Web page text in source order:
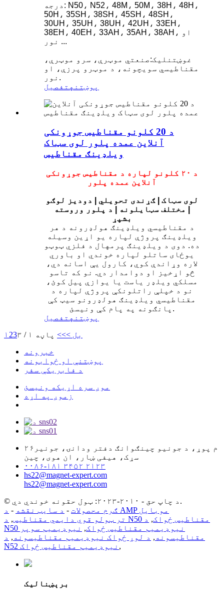
درجه: N50، N52، 48M، 50M، 38H، 48H،
50H، 35SH، 38SH، 45SH، 48SH،
30UH، 35UH، 38UH، 42UH، 33EH،
38EH، 40EH، 33AH، 35AH، 38AH، او
نور ...
غوښتنلیک:صنعتي موټرې، سرو موټرې،
مقناطیسي سویچونه، د موټرو پرزې، او
نور.
پوښتنه تفصیل
د 20 کلونو مقناطیس جوړونکی
آنلاین عمده پلور لوی سټاک
ویلډینګ مقناطیس
د ۲۰ کلونو لپاره د مقناطیس جوړونکی
آنلاین عمده پلور
لوی سټاک | ګړندی تحویلي | دودیز لوګو
| مختلف سټایلونه | د پلور وروسته
بشپړ
د مقناطیسي ویلډینګ هولډرونه د هر
ویلډینګ پروژې لپاره یو اړین وسیله
ده. دوی د ویلډینګ پرمهال د فلزي ټوټو
یوځای ساتلو لپاره خوندي او باوري
لاره وړاندې کوي، کارول یې اسانه دي،
څو اړخیز او دوامدار دي. نو که تاسو
مسلکي ویلډر یاست یا یوازې پیل کوئ،
نو د خپلې راتلونکې پروژې لپاره د
مقناطیسي ویلډینګ هولډرونو سیټ کې
پانګونه په پام کې ونیسئ.
پوښتنه تفصیل
۱ 23 بل >>> پاڼه ۱ / ۳
خبرونه
پوښتنې او ځوابونه
د فابریکې سفر
موږ سره اړیکه ونیسئ
زموږ په اړه
۲۶م پوړ، د جونیو چینګوانګ دفتر ودانۍ، جونیر
سړک، هیفی ښار، ان هوی، چین
۰۰۸۶-۱۸۱ ۳۴۵۲ ۲۱۲۳
hs22@magnet-expert.com
hs22@magnet-expert.com
© د چاپ حق - ۲۰۱۰-۲۰۲۳: ټول حقونه خوندي دي.
ګرم محصولات - د سایټ نقشه -
د AMP موبایل
تر ټولو قوي دایمي مقناطیس, د N50 مقناطیس ځواک, د
N50 نیوډیمیم مقناطیس ځواک, نیوډیمیم سوپر
مقناطیسونه , د لوړ ځواک نیوډیمیم مقناطیسونه , د
N52 نیوډیمیم مقناطیس ځواک ,
برېښنالیک